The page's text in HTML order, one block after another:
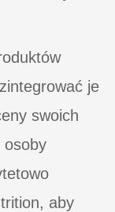
je
swoich
osoby
aby